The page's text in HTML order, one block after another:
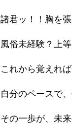
諸君ッ！！胸を
風俗未経験？上等
これから覚えれ
自分のペースで
その一歩が、未